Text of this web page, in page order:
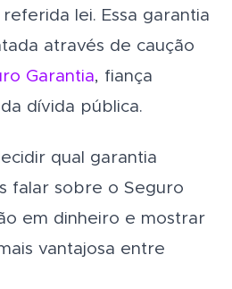
lei. Essa garantia
através de caução
Garantia, fiança
dívida pública.
qual garantia
falar sobre o Seguro
em dinheiro e mostrar
vantajosa entre